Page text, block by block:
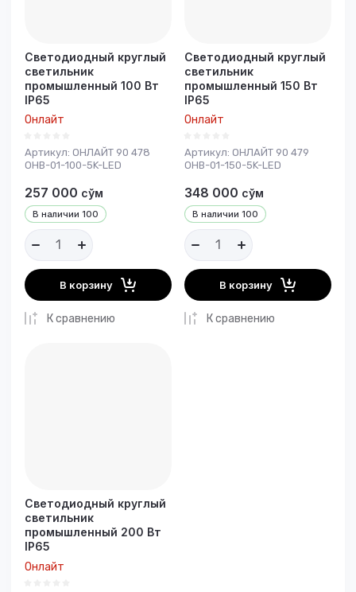
Светодиодный круглый
светильник
промышленный 100 Вт
IP65
Онлайт
Артикул: ОНЛАЙТ 90 478
OHB-01-100-5K-LED
В наличии 100
257 000 сўм
В корзину
К сравнению
Светодиодный круглый
светильник
промышленный 150 Вт
IP65
Онлайт
Артикул: ОНЛАЙТ 90 479
OHB-01-150-5K-LED
В наличии 100
348 000 сўм
В корзину
К сравнению
Светодиодный круглый
светильник
промышленный 200 Вт
IP65
Онлайт